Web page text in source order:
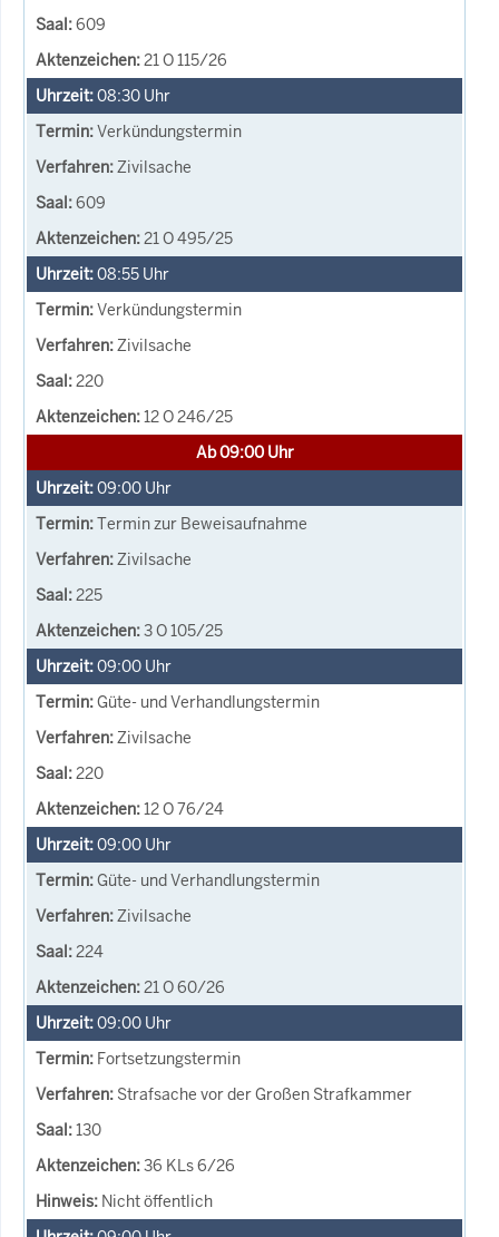
609
21 O 115/26
08:30 Uhr
Verkündungstermin
Zivilsache
609
21 O 495/25
08:55 Uhr
Verkündungstermin
Zivilsache
220
12 O 246/25
Ab 09:00 Uhr
09:00 Uhr
Termin zur Beweisaufnahme
Zivilsache
225
3 O 105/25
09:00 Uhr
Güte- und Verhandlungstermin
Zivilsache
220
12 O 76/24
09:00 Uhr
Güte- und Verhandlungstermin
Zivilsache
224
21 O 60/26
09:00 Uhr
Fortsetzungstermin
Strafsache vor der Großen Strafkammer
130
36 KLs 6/26
Nicht öffentlich